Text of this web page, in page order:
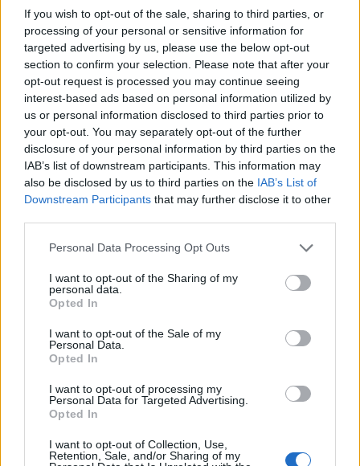
If you wish to opt-out of the sale, sharing to third parties, or
processing of your personal or sensitive information for
targeted advertising by us, please use the below opt-out
section to confirm your selection. Please note that after your
opt-out request is processed you may continue seeing
interest-based ads based on personal information utilized by
us or personal information disclosed to third parties prior to
your opt-out. You may separately opt-out of the further
disclosure of your personal information by third parties on the
IAB’s list of downstream participants. This information may
also be disclosed by us to third parties on the IAB’s List of
Downstream Participants that may further disclose it to other
Please note that this website/app uses one or more Google
not limited to your visit or usage behaviour. You may click to
grant or deny consent to Google and its third-party tags to
use your data for below specified purposes in below Google
consent section.
Personal Data Processing Opt Outs
I want to opt-out of the Sharing of my
personal data.
Opted In
I want to opt-out of the Sale of my
Personal Data.
Opted In
I want to opt-out of processing my
Personal Data for Targeted Advertising.
Opted In
I want to opt-out of Collection, Use,
Retention, Sale, and/or Sharing of my
Az énekkari művészek egy másik, kisebb táblát vittek
be, „Grazie Maestro" felirattal, így fejezvén ki
hálájukat a néhány hete pacemaker műtéten átesett,
orvosai által vezényléstől egyelőre eltanácsolt ám
mégis fellépő főzeneigazgatójuknak, Riccardo
Mutinak.
A Nabucco premiert különösen nagy érdeklődés
övezte, részben a szereposztás miatt (a címszereplő
énekelte) részben, mert része volt az olasz nemzeti
egység 150. évfordulóját ünneplő hivatalos
Verdi-művek bizonyos részletei burkolt, ám az olasz
közönség által pontosan érthető tiltakozások-
lázítások voltak az elnyomó osztrák uralommal
szemben. Ennek legközismertebb példája éppen a
Nabucco Szabadságkórusa. A kitörő lelkesedés
természetesen ezen az estén sem maradt el, sőt az
egyik néző annyira elragadtatta magát, hogy
bekiabált: „Viva Italia!”. Erre maestro Muti a